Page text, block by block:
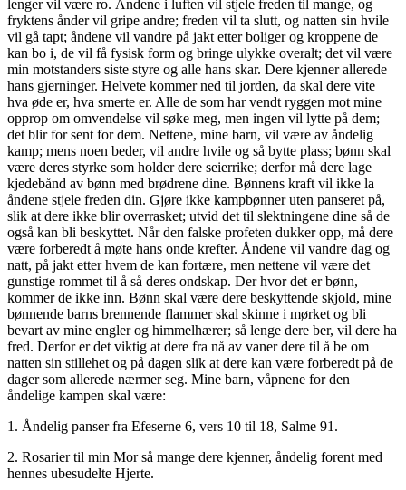
lenger vil være ro. Åndene i luften vil stjele freden til mange, og
fryktens ånder vil gripe andre; freden vil ta slutt, og natten sin hvile
vil gå tapt; åndene vil vandre på jakt etter boliger og kroppene de
kan bo i, de vil få fysisk form og bringe ulykke overalt; det vil være
min motstanders siste styre og alle hans skar. Dere kjenner allerede
hans gjerninger. Helvete kommer ned til jorden, da skal dere vite
hva øde er, hva smerte er. Alle de som har vendt ryggen mot mine
opprop om omvendelse vil søke meg, men ingen vil lytte på dem;
det blir for sent for dem. Nettene, mine barn, vil være av åndelig
kamp; mens noen beder, vil andre hvile og så bytte plass; bønn skal
være deres styrke som holder dere seierrike; derfor må dere lage
kjedebånd av bønn med brødrene dine. Bønnens kraft vil ikke la
åndene stjele freden din. Gjøre ikke kampbønner uten panseret på,
slik at dere ikke blir overrasket; utvid det til slektningene dine så de
også kan bli beskyttet. Når den falske profeten dukker opp, må dere
være forberedt å møte hans onde krefter. Åndene vil vandre dag og
natt, på jakt etter hvem de kan fortære, men nettene vil være det
gunstige rommet til å så deres ondskap. Der hvor det er bønn,
kommer de ikke inn. Bønn skal være dere beskyttende skjold, mine
bønnende barns brennende flammer skal skinne i mørket og bli
bevart av mine engler og himmelhærer; så lenge dere ber, vil dere ha
fred. Derfor er det viktig at dere fra nå av vaner dere til å be om
natten sin stillehet og på dagen slik at dere kan være forberedt på de
dager som allerede nærmer seg. Mine barn, våpnene for den
åndelige kampen skal være:
1. Åndelig panser fra Efeserne 6, vers 10 til 18, Salme 91.
2. Rosarier til min Mor så mange dere kjenner, åndelig forent med
hennes ubesudelte Hjerte.